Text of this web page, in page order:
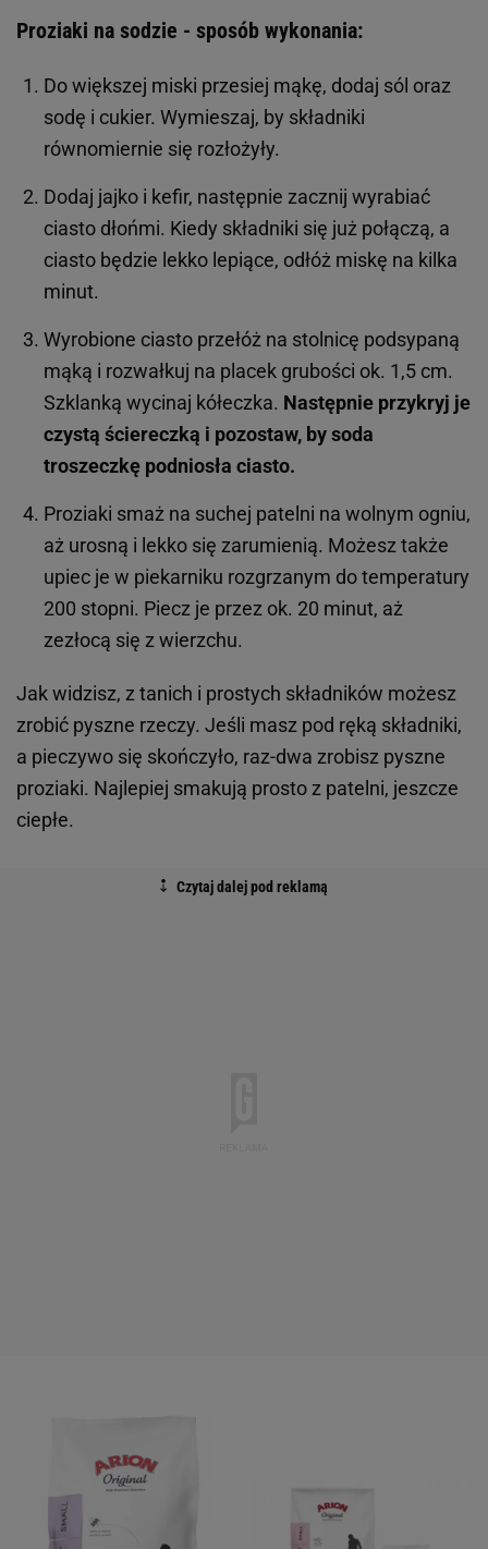
Proziaki na sodzie - sposób wykonania:
Do większej miski przesiej mąkę, dodaj sól oraz
sodę i cukier. Wymieszaj, by składniki
równomiernie się rozłożyły.
Dodaj jajko i kefir, następnie zacznij wyrabiać
ciasto dłońmi. Kiedy składniki się już połączą, a
ciasto będzie lekko lepiące, odłóż miskę na kilka
minut.
Wyrobione ciasto przełóż na stolnicę podsypaną
mąką i rozwałkuj na placek grubości ok. 1,5 cm.
Szklanką wycinaj kółeczka. Następnie przykryj je
czystą ściereczką i pozostaw, by soda
troszeczkę podniosła ciasto.
Proziaki smaż na suchej patelni na wolnym ogniu,
aż urosną i lekko się zarumienią. Możesz także
upiec je w piekarniku rozgrzanym do temperatury
200 stopni. Piecz je przez ok. 20 minut, aż
zezłocą się z wierzchu.
Jak widzisz, z tanich i prostych składników możesz
zrobić pyszne rzeczy. Jeśli masz pod ręką składniki,
a pieczywo się skończyło, raz-dwa zrobisz pyszne
proziaki. Najlepiej smakują prosto z patelni, jeszcze
ciepłe.